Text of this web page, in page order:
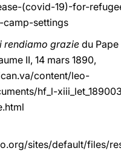
(covid-19)-for-
settings
rendiamo grazie du Pape
II, 14 mars 1890,
content/leo-
hf_l-
sites/default/files/